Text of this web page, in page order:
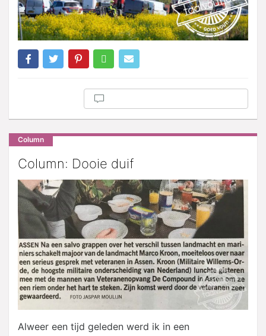
Column
Column: Dooie duif
Alweer een tijd geleden werd ik in een